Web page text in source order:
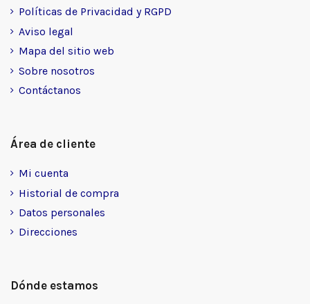
Políticas de Privacidad y RGPD
Aviso legal
Mapa del sitio web
Sobre nosotros
Contáctanos
Área de cliente
Mi cuenta
Historial de compra
Datos personales
Direcciones
Dónde estamos